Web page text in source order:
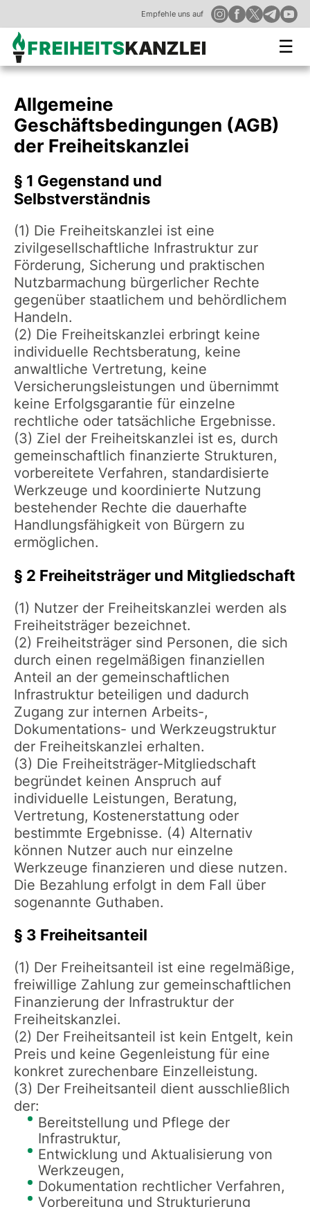
Empfehle uns auf
☰
Allgemeine
Geschäftsbedingungen (AGB)
der Freiheitskanzlei
§ 1 Gegenstand und
Selbstverständnis
(1) Die Freiheitskanzlei ist eine
zivilgesellschaftliche Infrastruktur zur
Förderung, Sicherung und praktischen
Nutzbarmachung bürgerlicher Rechte
gegenüber staatlichem und behördlichem
Handeln.
(2) Die Freiheitskanzlei erbringt keine
individuelle Rechtsberatung, keine
anwaltliche Vertretung, keine
Versicherungsleistungen und übernimmt
keine Erfolgsgarantie für einzelne
rechtliche oder tatsächliche Ergebnisse.
(3) Ziel der Freiheitskanzlei ist es, durch
gemeinschaftlich finanzierte Strukturen,
vorbereitete Verfahren, standardisierte
Werkzeuge und koordinierte Nutzung
bestehender Rechte die dauerhafte
Handlungsfähigkeit von Bürgern zu
ermöglichen.
§ 2 Freiheitsträger und Mitgliedschaft
(1) Nutzer der Freiheitskanzlei werden als
Freiheitsträger bezeichnet.
(2) Freiheitsträger sind Personen, die sich
durch einen regelmäßigen finanziellen
Anteil an der gemeinschaftlichen
Infrastruktur beteiligen und dadurch
Zugang zur internen Arbeits-,
Dokumentations- und Werkzeugstruktur
der Freiheitskanzlei erhalten.
(3) Die Freiheitsträger-Mitgliedschaft
begründet keinen Anspruch auf
individuelle Leistungen, Beratung,
Vertretung, Kostenerstattung oder
bestimmte Ergebnisse. (4) Alternativ
können Nutzer auch nur einzelne
Werkzeuge finanzieren und diese nutzen.
Die Bezahlung erfolgt in dem Fall über
sogenannte Guthaben.
§ 3 Freiheitsanteil
(1) Der Freiheitsanteil ist eine regelmäßige,
freiwillige Zahlung zur gemeinschaftlichen
Finanzierung der Infrastruktur der
Freiheitskanzlei.
(2) Der Freiheitsanteil ist kein Entgelt, kein
Preis und keine Gegenleistung für eine
konkret zurechenbare Einzelleistung.
(3) Der Freiheitsanteil dient ausschließlich
der:
Bereitstellung und Pflege der
Infrastruktur,
Entwicklung und Aktualisierung von
Werkzeugen,
Dokumentation rechtlicher Verfahren,
Vorbereitung und Strukturierung